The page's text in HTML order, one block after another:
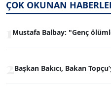
ÇOK OKUNAN
Mustafa Balbay: "Genç
Başkan Bakıcı, Bakan